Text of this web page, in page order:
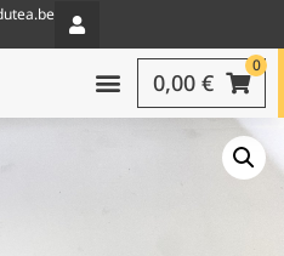
0
0,00 €